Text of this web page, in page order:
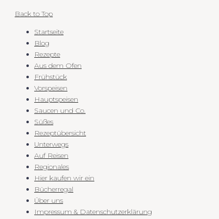
Back to Top
Startseite
Blog
Rezepte
Aus dem Ofen
Frühstück
Vorspeisen
Hauptspeisen
Saucen und Co.
Süßes
Rezeptübersicht
Unterwegs
Auf Reisen
Regionales
Hier kaufen wir ein
Bücherregal
Über uns
Impressum & Datenschutzerklärung